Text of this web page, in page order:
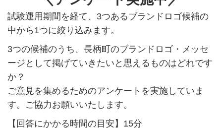
試験運用期間を経て、3つあるブランドロゴ候補の
中から1つに絞り込みます。
3つの候補のうち、長柄町のブランドロゴ・メッセ
ージとして掲げていきたいと思えるものはどれです
か？
ご意見を集めるためのアンケートを実施していま
す。ご協力お願いいたします。
【回答にかかる時間の目安】15分